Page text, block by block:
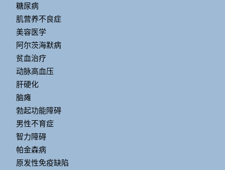
糖尿病
肌营养不良症
美容医学
阿尔茨海默病
贫血治疗
动脉高血压
肝硬化
脑瘫
勃起功能障碍
男性不育症
智力障碍
帕金森病
原发性免疫缺陷